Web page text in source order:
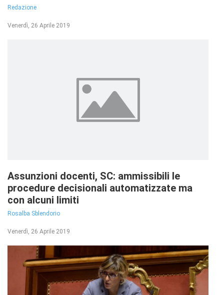
Redazione
Venerdì, 26 Aprile 2019
Assunzioni docenti, SC: ammissibili le
procedure decisionali automatizzate ma
con alcuni limiti
Rosalba Sblendorio
Venerdì, 26 Aprile 2019